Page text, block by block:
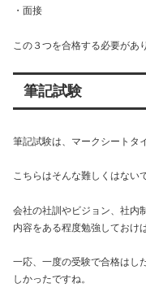
・面接
この３つを合格する必要があ
筆記試験
筆記試験は、マークシートタ
こちらはそんな難しくはない
会社の社訓やビジョン、社内
内容をある程度勉強しておけ
一応、一度の受験で合格はし
しかったですね。